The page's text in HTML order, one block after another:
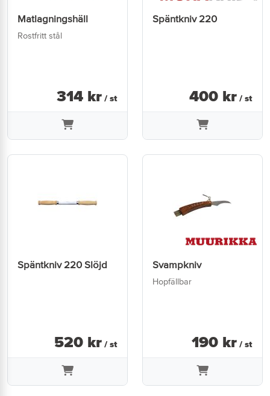
Matlagningshäll
Rostfritt stål
314 kr / st
Späntkniv 220
400 kr / st
Späntkniv 220 Slöjd
520 kr / st
Svampkniv
Hopfällbar
190 kr / st